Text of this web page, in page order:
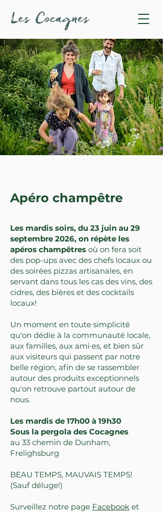
Apéro champêtre
Les mardis soirs, du 23 juin au 29
septembre 2026, on répète les
apéros champêtres où on fera soit
des pop-ups avec des chefs locaux ou
des soirées pizzas artisanales, en
servant dans tous les cas des vins, des
cidres, des bières et des cocktails
locaux!
Un moment en toute simplicité
qu'on dédie à la communauté locale,
aux familles, aux ami·es, et bien sûr
aux visiteurs qui passent par notre
belle région, afin de se rassembler
autour des produits exceptionnels
qu'on retrouve partout autour de
nous.
Les mardis de 17h00 à 19h30
Sous la pergola des Cocagnes
au 33 chemin de Dunham,
Frelighsburg
BEAU TEMPS, MAUVAIS TEMPS!
(Sauf déluge!)
Surveillez notre page Facebook et